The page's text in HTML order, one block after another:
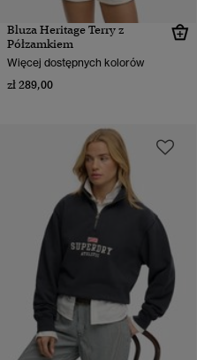
Bluza Heritage Terry z
Półzamkiem
Więcej dostępnych kolorów
zł 289,00